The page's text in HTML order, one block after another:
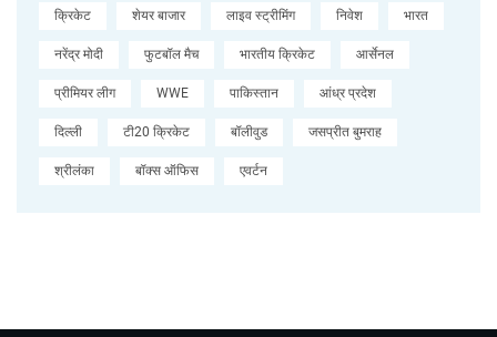
क्रिकेट शेयर बाजार लाइव स्ट्रीमिंग निवेश भारत
नरेंद्र मोदी फुटबॉल मैच भारतीय क्रिकेट आर्सेनल
प्रीमियर लीग WWE पाकिस्तान आंध्र प्रदेश
दिल्ली टी20 क्रिकेट बॉलीवुड जसप्रीत बुमराह
श्रीलंका बॉक्स ऑफिस एवर्टन